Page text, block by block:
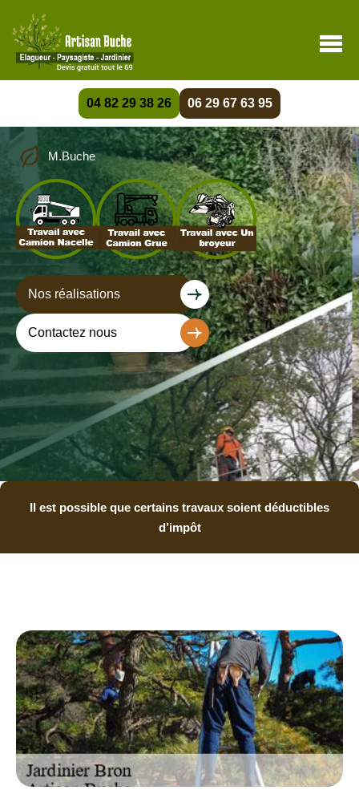
04 82 29 38 26 06 29 67 63 95
M.Buche
Nos réalisations
Contactez nous
Il est possible que certains travaux soient déductibles
d’impôt